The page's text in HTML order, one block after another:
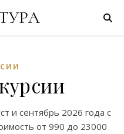
и сентябрь 2026 года с
от 990 до 23000